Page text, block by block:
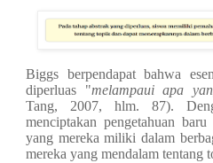
Biggs berpendapat bahwa
diperluas "melampaui apa
Tang, 2007, hlm. 87).
menciptakan pengetahuan
yang mereka miliki dalam
mereka yang mendalam tentang